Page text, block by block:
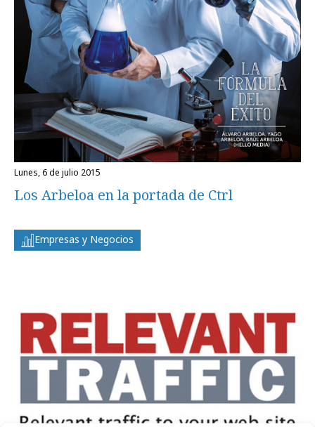
lunes, 6 de julio 2015
Los Arbeloa en la portada de Ctrl
Empresas y Negocios